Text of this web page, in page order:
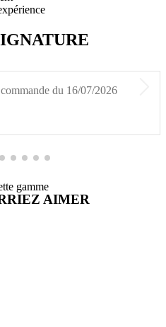
du 16/07/2026
gamme
AIMER